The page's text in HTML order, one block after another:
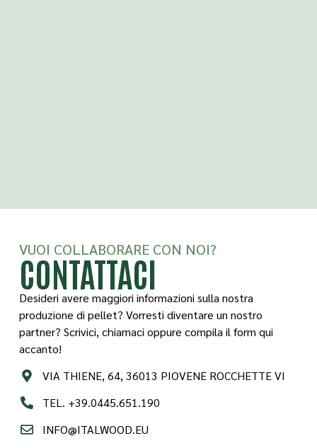
VUOI COLLABORARE CON NOI?
CONTATTACI
Desideri avere maggiori informazioni sulla nostra
produzione di pellet? Vorresti diventare un nostro
partner? Scrivici, chiamaci oppure compila il form qui
accanto!
VIA THIENE, 64, 36013 PIOVENE ROCCHETTE VI
TEL. +39.0445.651.190
INFO@ITALWOOD.EU